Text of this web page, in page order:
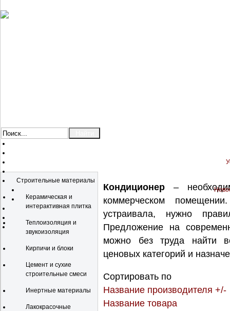
Строительные материалы
Керамическая и
интерактивная плитка
Теплоизоляция и
звукоизоляция
Кирпичи и блоки
Цемент и сухие
строительные смеси
Инертные материалы
Лакокрасочные
Кондиционер –
коммерческом
устраивала, нужно
Предложение на
можно без труда найти
ценовых категорий и
Сортировать по
Название производителя +/-
Название товара